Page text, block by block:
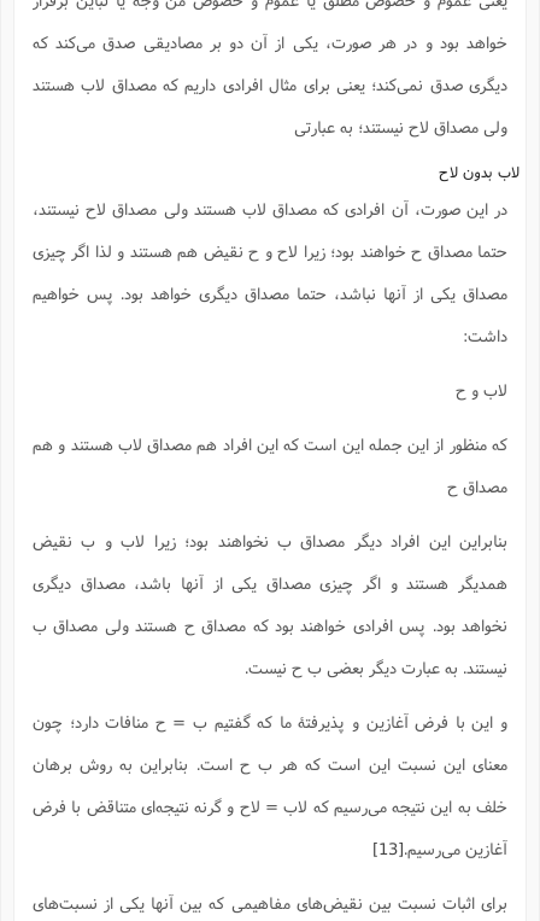
خواهد بود و در هر صورت، یکی از آن دو بر مصادیقی صدق می‌کند که
دیگری صدق نمی‌کند؛ یعنی برای مثال افرادی داریم که مصداق لاب هستند
ولی مصداق لاح نیستند؛ به عبارتی
لاب بدون لاح
در این صورت، آن افرادی که مصداق لاب هستند ولی مصداق لاح نیستند،
حتما مصداق ح خواهند بود؛ زیرا لاح و ح نقیض هم هستند و لذا اگر چیزی
مصداق یکی از آنها نباشد، حتما مصداق دیگری خواهد بود. پس خواهیم
داشت:
لاب و ح
که منظور از این جمله این است که این افراد هم مصداق لاب هستند و هم
مصداق ح
بنابراین این افراد دیگر مصداق ب نخواهند بود؛ زیرا لاب و ب نقیض
همدیگر هستند و اگر چیزی مصداق یکی از آنها باشد، مصداق دیگری
نخواهد بود. پس افرادی خواهند بود که مصداق ح هستند ولی مصداق ب
نیستند. به عبارت دیگر بعضی ب ح نیست.
و این با فرض آغازین و پذیرفتۀ ما که گفتیم ب = ح منافات دارد؛ چون
معنای این نسبت این است که هر ب ح است. بنابراین به روش برهان
خلف به این نتیجه می‌رسیم که لاب = لاح و گرنه نتیجه‌ای متناقض با فرض
آغازین می‌رسیم.[13]
برای اثبات نسبت بین نقیض‌های مفاهیمی که بین آنها یکی از نسبت‌های